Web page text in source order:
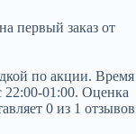
первый заказ от
по акции. Время
22:00-01:00. Оценка
0 из 1 отзывов